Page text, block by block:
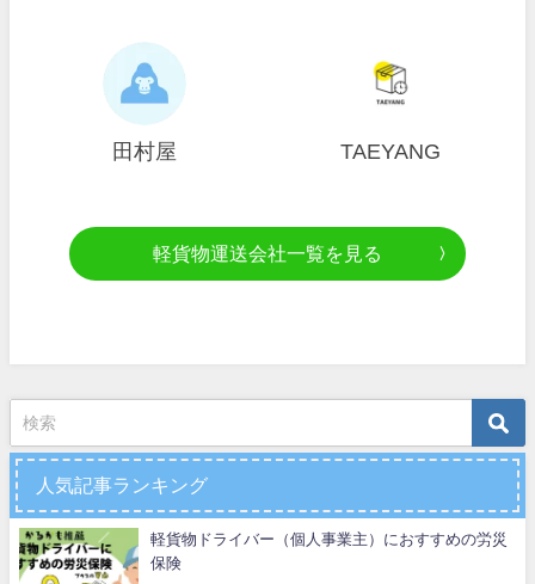
田村屋 TAEYANG
軽貨物運送会社一覧を見る
人気記事ランキング
軽貨物ドライバー（個人事業主）におすすめの労災
保険